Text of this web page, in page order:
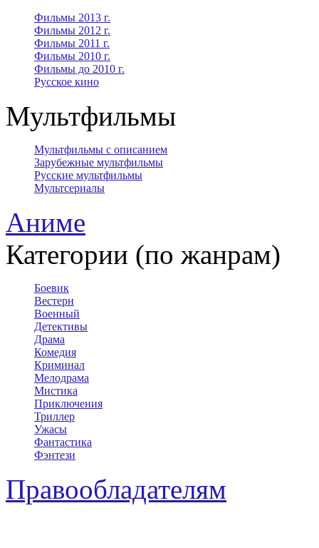
Фильмы 2013 г.
Фильмы 2012 г.
Фильмы 2011 г.
Фильмы 2010 г.
Фильмы до 2010 г.
Русское кино
Мультфильмы
Мультфильмы с описанием
Зарубежные мультфильмы
Русские мультфильмы
Мультсериалы
Аниме
Категории (по жанрам)
Боевик
Вестерн
Военный
Детективы
Драма
Комедия
Криминал
Мелодрама
Мистика
Приключения
Триллер
Ужасы
Фантастика
Фэнтези
Правообладателям